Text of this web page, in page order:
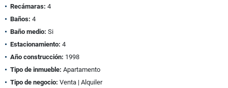
Recámaras: 4
Baños: 4
Baño medio: Si
Estacionamiento: 4
Año construcción: 1998
Tipo de inmueble: Apartamento
Tipo de negocio: Venta | Alquiler